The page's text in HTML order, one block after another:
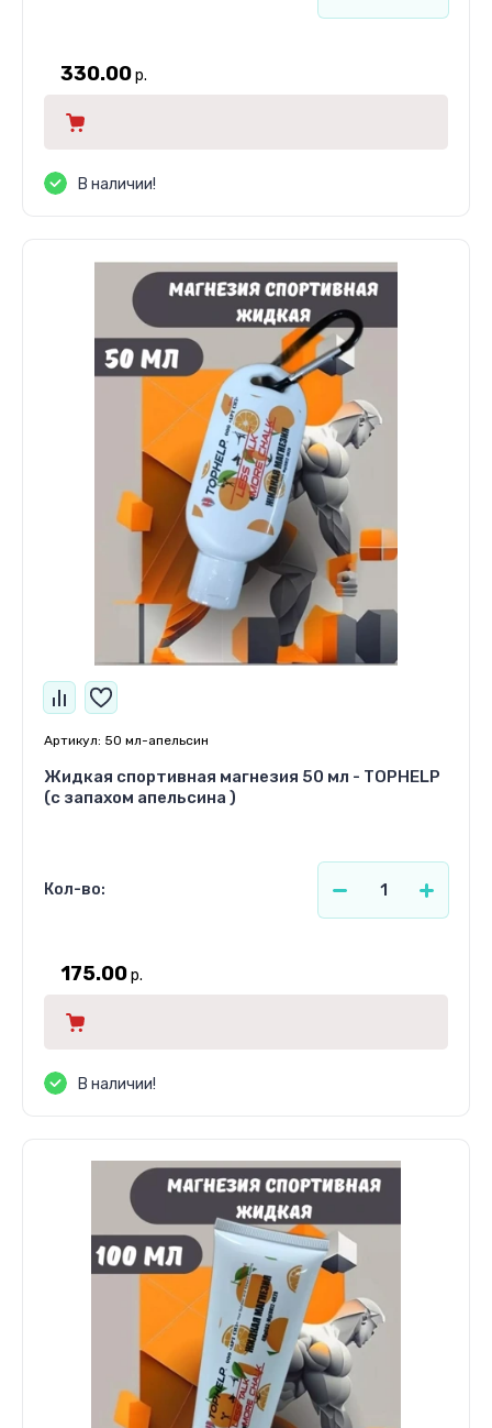
330.00р.
В наличии!
Артикул: 50 мл-апельсин
Жидкая спортивная магнезия 50 мл - TOPHELP
(с запахом апельсина )
Кол-во:
175.00р.
В наличии!